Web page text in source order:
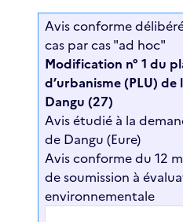
Avis conforme
cas par cas "ad hoc"
Modification n° 1 du
d’urbanisme (PLU)
Dangu (27)
Avis étudié à la
de Dangu (Eure)
Avis conforme du 12
de soumission à
environnementale